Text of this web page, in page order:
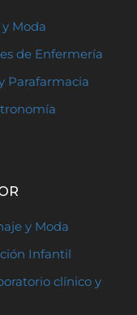
Moda
de Enfermería
Parafarmacia
y Moda
Infantil
clínico y